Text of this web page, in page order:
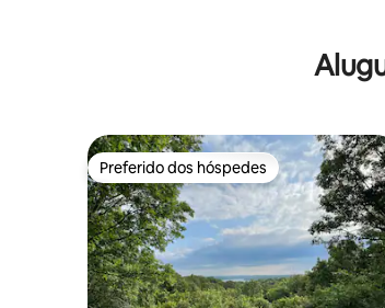
Preferido dos hóspedes
Preferido dos hóspedes